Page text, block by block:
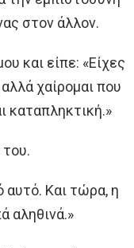
στον άλλον.
και είπε: «Είχες
αλλά χαίρομαι που
καταπληκτική.»
αυτό. Και τώρα, η
αληθινά.»